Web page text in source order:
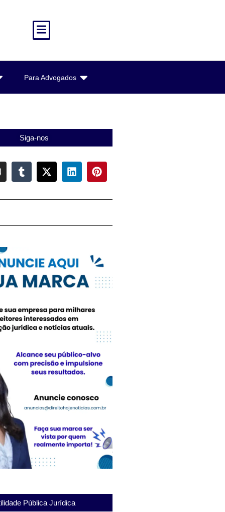
Para Advogados
Siga-nos
Pública Jurídica